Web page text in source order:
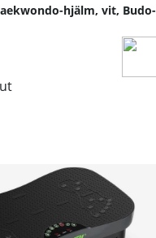
hjälm, vit, Budo-